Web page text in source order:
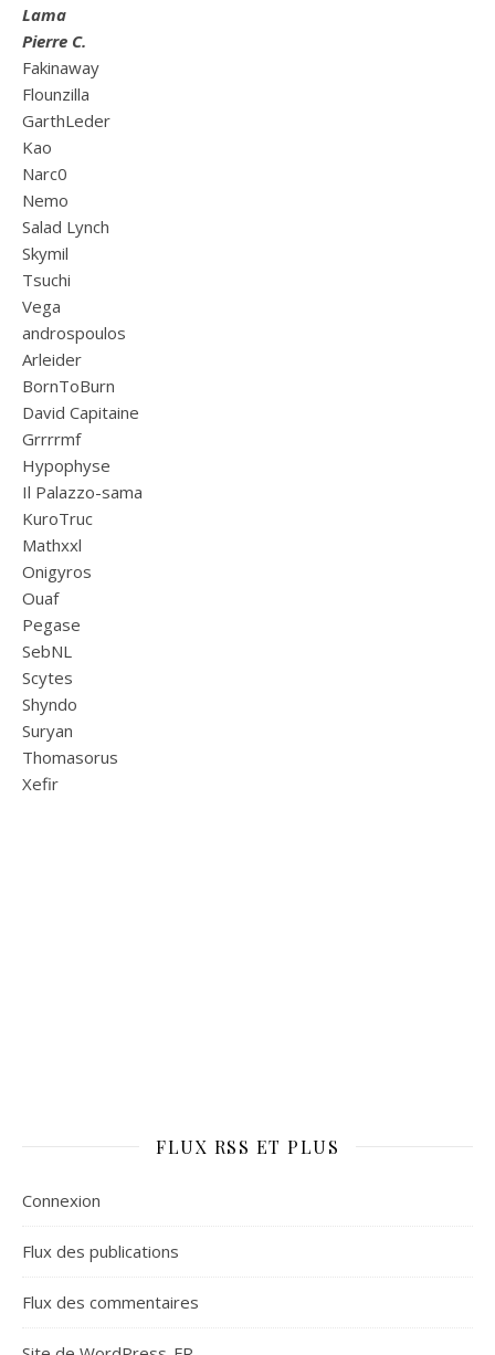
Lama
Pierre C.
Fakinaway
Flounzilla
GarthLeder
Kao
Narc0
Nemo
Salad Lynch
Skymil
Tsuchi
Vega
androspoulos
Arleider
BornToBurn
David Capitaine
Grrrrmf
Hypophyse
Il Palazzo-sama
KuroTruc
Mathxxl
Onigyros
Ouaf
Pegase
SebNL
Scytes
Shyndo
Suryan
Thomasorus
Xefir
FLUX RSS ET PLUS
Connexion
Flux des publications
Flux des commentaires